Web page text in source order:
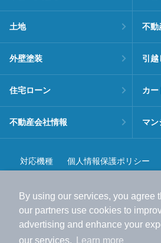
By using our services, you agree
our partners use cookies to
advertising and enhance your
our services.
Learn more
より使いやすく
アプリで物件探し
サクサク動く地図で物
土地 不動
外壁塗装 引越
住宅ローン カー
不動産会社情報 マン
対応機種 個人情報保護ポリシー